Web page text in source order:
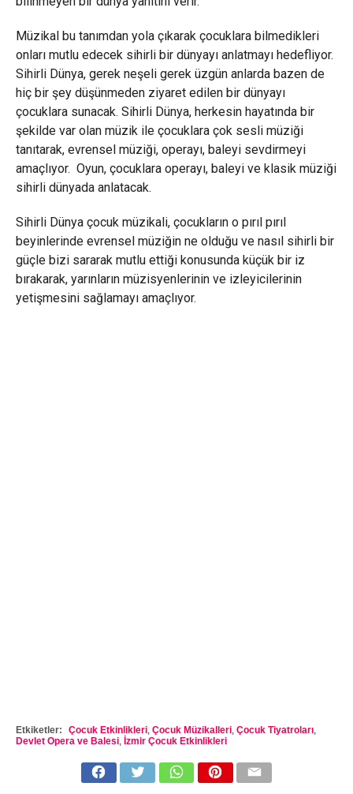
Müzikal bu tanımdan yola çıkarak çocuklara bilmedikleri
onları mutlu edecek sihirli bir dünyayı anlatmayı hedefliyor.
Sihirli Dünya, gerek neşeli gerek üzgün anlarda bazen de
hiç bir şey düşünmeden ziyaret edilen bir dünyayı
çocuklara sunacak. Sihirli Dünya, herkesin hayatında bir
şekilde var olan müzik ile çocuklara çok sesli müziği
tanıtarak, evrensel müziği, operayı, baleyi sevdirmeyi
amaçlıyor. Oyun, çocuklara operayı, baleyi ve klasik müziği
sihirli dünyada anlatacak.
Sihirli Dünya çocuk müzikali, çocukların o pırıl pırıl
beyinlerinde evrensel müziğin ne olduğu ve nasıl sihirli bir
güçle bizi sararak mutlu ettiği konusunda küçük bir iz
bırakarak, yarınların müzisyenlerinin ve izleyicilerinin
yetişmesini sağlamayı amaçlıyor.
Etkiketler: Çocuk Etkinlikleri, Çocuk Müzikalleri, Çocuk Tiyatroları,
Devlet Opera ve Balesi, İzmir Çocuk Etkinlikleri